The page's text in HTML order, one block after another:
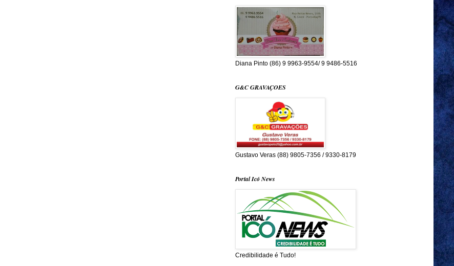
Diana Pinto (86) 9 9963-9554/ 9 9486-5516
G&C GRAVAÇOES
Gustavo Veras (88) 9805-7356 / 9330-8179
Portal Icó News
Credibilidade é Tudo!